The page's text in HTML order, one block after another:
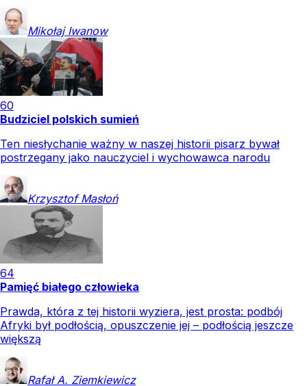
Mikołaj Iwanow
60
Budziciel polskich sumień
Ten niesłychanie ważny w naszej historii pisarz bywał
postrzegany jako nauczyciel i wychowawca narodu
Krzysztof Masłoń
64
Pamięć białego człowieka
Prawda, która z tej historii wyziera, jest prosta: podbój
Afryki był podłością, opuszczenie jej – podłością jeszcze
większą
Rafał A. Ziemkiewicz